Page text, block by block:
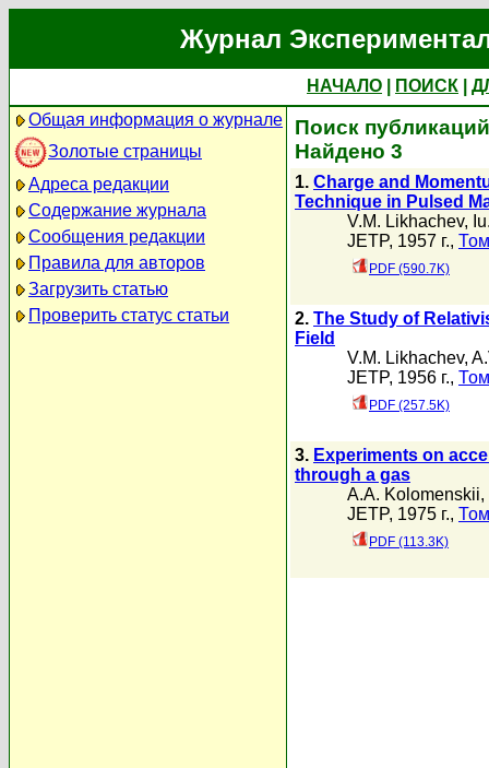
Журнал
НАЧАЛО ПОИСК
Общая информация о журнале
Золотые страницы
Адреса редакции
Содержание журнала
Сообщения редакции
Правила для авторов
Загрузить статью
Проверить статус статьи
Поиск
Найдено 3
1. Charge and
Technique in Pulsed
V.M. Likhachev,
JETP, 1957 г.,
PDF (590.7K)
2. The Study of
Field
V.M. Likhachev,
JETP, 1956 г.,
PDF (257.5K)
3. Experiments on
through a gas
A.A. Kolomenskii,
JETP, 1975 г.,
PDF (113.3K)